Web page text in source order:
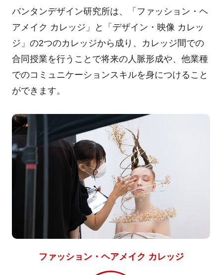
バンタンデザイン研究所は、「ファッション・ヘ
アメイク カレッジ」と「デザイン・映像 カレッ
ジ」の2つのカレッジから成り、カレッジ間での
合同授業を行うことで将来の人脈形成や、他業種
でのコミュニケーションスキルを身につけること
ができます。
ファッション・ヘアメイク カレッジ